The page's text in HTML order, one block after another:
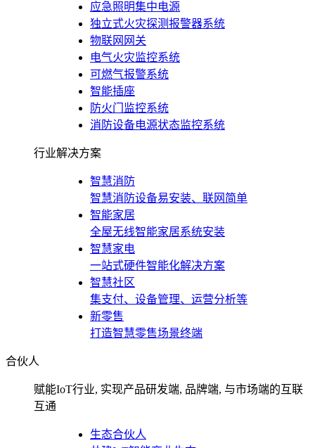
应急照明集中电源
独立式火灾探测报警器系统
物联网网关
电气火灾监控系统
可燃气报警系统
智能插座
防火门监控系统
消防设备电源状态监控系统
行业解决方案
智慧消防
智慧消防设备易安装、联网简单
智能家居
全屋无线智能家居系统安装
智慧家电
一站式硬件智能化解决方案
智慧社区
集支付、设备管理、运营分析等
新零售
打造智慧零售场景终端
合伙人
赋能IoT行业, 实现产品研发端, 品牌端, 与市场端的互联
互通
生态合伙人